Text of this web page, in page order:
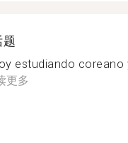
题
estudiando
更多